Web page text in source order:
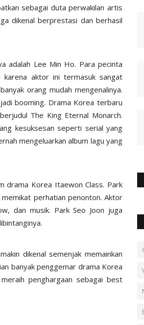
sebagai duta perwakilan artis
dikenal berprestasi dan berhasil
adalah Lee Min Ho. Para pecinta
aktor ini termasuk sangat
orang mudah mengenalinya.
booming. Drama Korea terbaru
The King Eternal Monarch.
kesuksesan seperti serial yang
mengeluarkan album lagu yang
drama Korea Itaewon Class. Park
perhatian penonton. Aktor
dan musik. Park Seo Joon juga
dikenal semenjak memainkan
banyak penggemar drama Korea
penghargaan sebagai best